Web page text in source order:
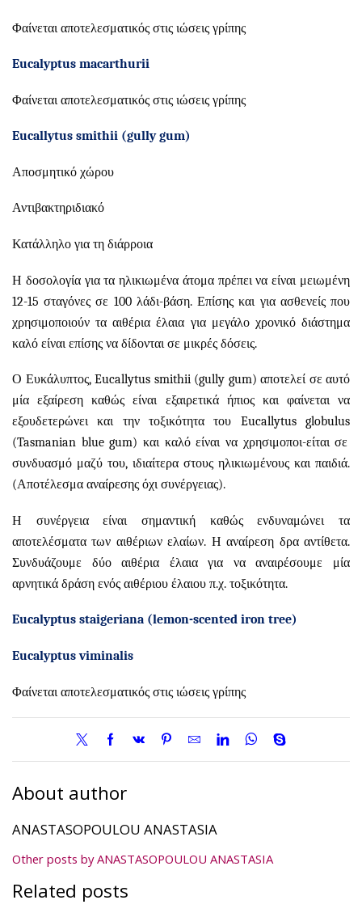
Φαίνεται αποτελεσματικός στις ιώσεις γρίπης
Eucalyptus macarthurii
Φαίνεται αποτελεσματικός στις ιώσεις γρίπης
Eucallytus smithii (gully gum)
Αποσμητικό χώρου
Αντιβακτηριδιακό
Κατάλληλο για τη διάρροια
Η δοσολογία για τα ηλικιωμένα άτομα πρέπει να είναι μειωμένη
12-15 σταγόνες σε 100 λάδι-βάση. Επίσης και για ασθενείς που
χρησιμοποιούν τα αιθέρια έλαια για μεγάλο χρονικό διάστημα
καλό είναι επίσης να δίδονται σε μικρές δόσεις.
Ο Ευκάλυπτος, Eucallytus smithii(gully gum) αποτελεί σε αυτό
μία εξαίρεση καθώς είναι εξαιρετικά ήπιος και φαίνεται να
εξουδετερώνει και την τοξικότητα του Eucallytus
globulus
(Tasmanian blue gum) και καλό είναι να χρησιμοποι-είται σε
συνδυασμό μαζύ του, ιδιαίτερα στους ηλικιωμένους και παιδιά.
(Αποτέλεσμα αναίρεσης όχι συνέργειας).
Η συνέργεια είναι σημαντική καθώς ενδυναμώνει τα
αποτελέσματα των αιθέριων ελαίων. Η αναίρεση δρα αντίθετα.
Συνδυάζουμε δύο αιθέρια έλαια για να αναιρέσουμε μία
αρνητικά δράση ενός αιθέριου έλαιου π.χ. τοξικότητα.
Eucalyptus staigeriana (lemon-scented iron tree)
Eucalyptus viminalis
Φαίνεται αποτελεσματικός στις ιώσεις γρίπης
About author
ANASTASOPOULOU ANASTASIA
Other posts by ANASTASOPOULOU ANASTASIA
Related posts